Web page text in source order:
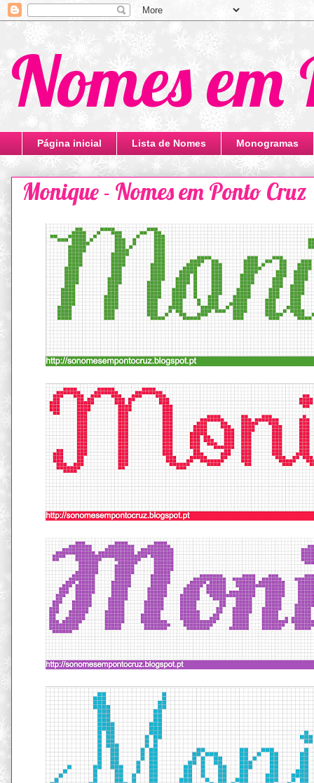
Nomes
Página inicial Lista de Nomes Monogramas
Monique - Nomes em Ponto Cruz